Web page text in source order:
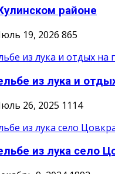
районе
19, 2026 865
из лука и
26, 2025 1114
из лука село